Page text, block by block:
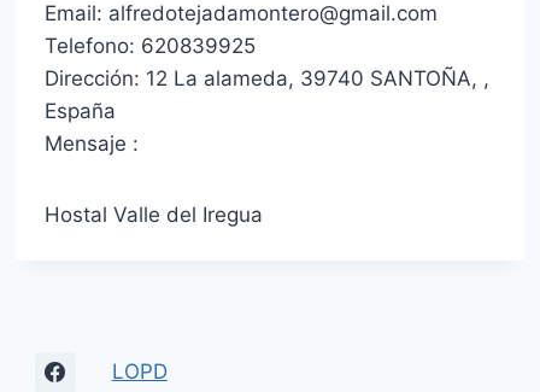
Email: alfredotejadamontero@gmail.com
Telefono: 620839925
Dirección: 12 La alameda, 39740 SANTOÑA, ,
España
Mensaje :
Hostal Valle del Iregua
LOPD